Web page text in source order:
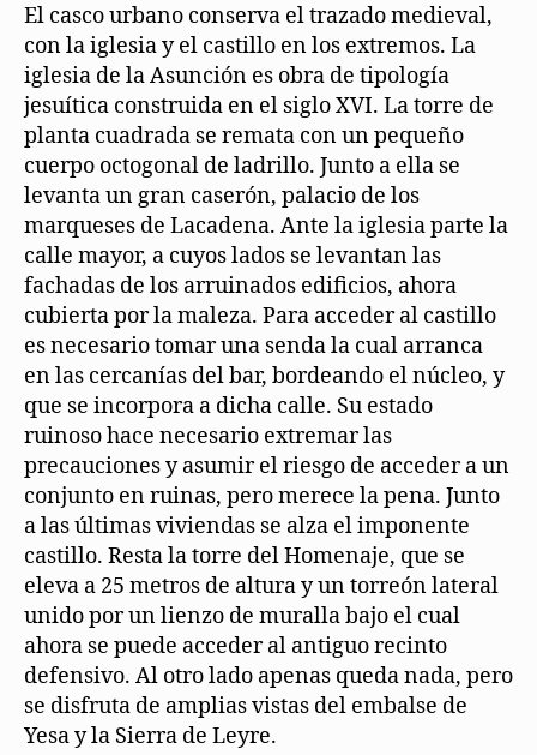
El casco urbano conserva el trazado medieval,
con la iglesia y el castillo en los extremos. La
iglesia de la Asunción es obra de tipología
jesuítica construida en el siglo XVI. La torre de
planta cuadrada se remata con un pequeño
cuerpo octogonal de ladrillo. Junto a ella se
levanta un gran caserón, palacio de los
marqueses de Lacadena. Ante la iglesia parte la
calle mayor, a cuyos lados se levantan las
fachadas de los arruinados edificios, ahora
cubierta por la maleza. Para acceder al castillo
es necesario tomar una senda la cual arranca
en las cercanías del bar, bordeando el núcleo, y
que se incorpora a dicha calle. Su estado
ruinoso hace necesario extremar las
precauciones y asumir el riesgo de acceder a un
conjunto en ruinas, pero merece la pena. Junto
a las últimas viviendas se alza el imponente
castillo. Resta la torre del Homenaje, que se
eleva a 25 metros de altura y un torreón lateral
unido por un lienzo de muralla bajo el cual
ahora se puede acceder al antiguo recinto
defensivo. Al otro lado apenas queda nada, pero
se disfruta de amplias vistas del embalse de
Yesa y la Sierra de Leyre.